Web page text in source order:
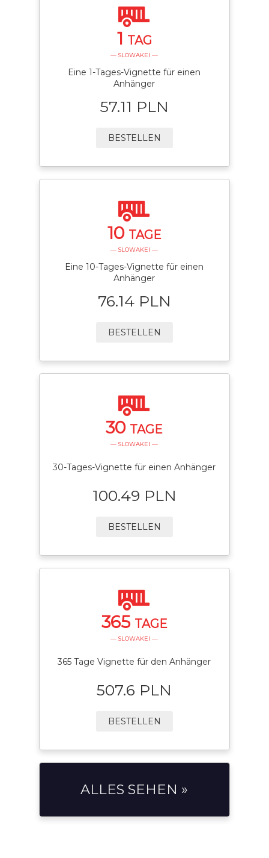
1 TAG
— SLOWAKEI —
Eine 1-Tages-Vignette für einen
Anhänger
57.11 PLN
BESTELLEN
10 TAGE
— SLOWAKEI —
Eine 10-Tages-Vignette für einen
Anhänger
76.14 PLN
BESTELLEN
30 TAGE
— SLOWAKEI —
30-Tages-Vignette für einen Anhänger
100.49 PLN
BESTELLEN
365 TAGE
— SLOWAKEI —
365 Tage Vignette für den Anhänger
507.6 PLN
BESTELLEN
ALLES SEHEN »